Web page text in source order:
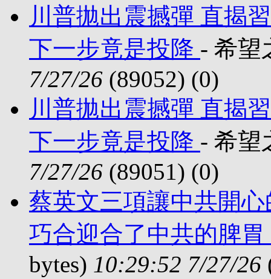
川普拋出震撼彈 直揭
下一步竟是投降 - 希望
7/27/26 (89052) (0)
川普拋出震撼彈 直揭
下一步竟是投降 - 希望
7/27/26 (89051) (0)
蔡英文三項讓中共開
巧合迎合了中共的脾
bytes) 10:29:52 7/27/26